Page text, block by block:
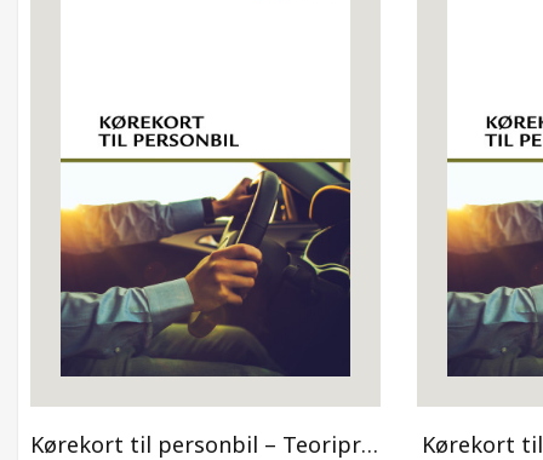
Kørekort til personbil – Teoriprøver 2 Kørekort